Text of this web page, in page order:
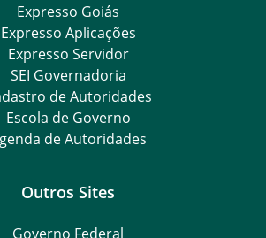
Expresso Goiás
Expresso Aplicações
Expresso Servidor
SEI Governadoria
de Autoridades
Escola de Governo
de Autoridades
Outros Sites
Governo Federal